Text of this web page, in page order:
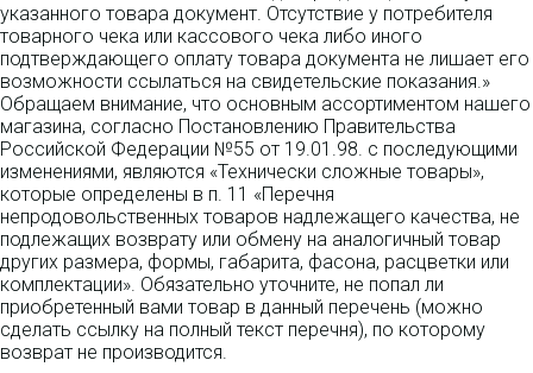
указанного товара документ. Отсутствие у потребителя
товарного чека или кассового чека либо иного
подтверждающего оплату товара документа не лишает его
возможности ссылаться на свидетельские показания.»
Обращаем внимание, что основным ассортиментом нашего
магазина, согласно Постановлению Правительства
Российской Федерации №55 от 19.01.98. с последующими
изменениями, являются «Технически сложные товары»,
которые определены в п. 11 «Перечня
непродовольственных товаров надлежащего качества, не
подлежащих возврату или обмену на аналогичный товар
других размера, формы, габарита, фасона, расцветки или
комплектации». Обязательно уточните, не попал ли
приобретенный вами товар в данный перечень (можно
сделать ссылку на полный текст перечня), по которому
возврат не производится.